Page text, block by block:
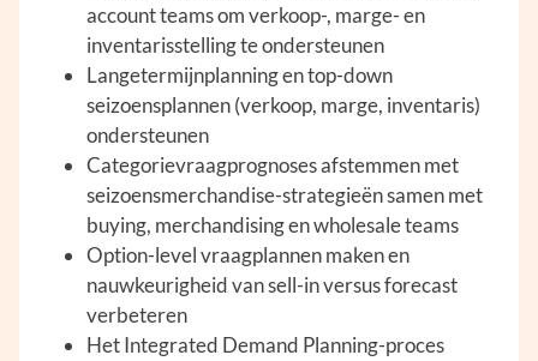
account teams om verkoop-, marge- en
inventarisstelling te ondersteunen
Langetermijnplanning en top-down
seizoensplannen (verkoop, marge, inventaris)
ondersteunen
Categorievraagprognoses afstemmen met
seizoensmerchandise-strategieën samen met
buying, merchandising en wholesale teams
Option-level vraagplannen maken en
nauwkeurigheid van sell-in versus forecast
verbeteren
Het Integrated Demand Planning-proces